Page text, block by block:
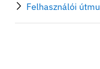
Felhasználói